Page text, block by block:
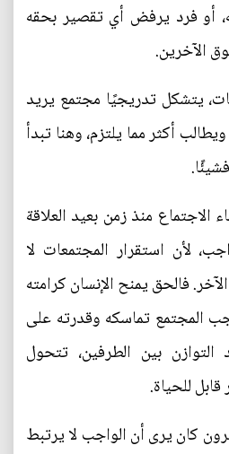
أو فرد يرفض أي تقصير بحقه
الآخرين.
يتشكل تدريجيًا مجتمع يريد
أكثر مما يلتزم، وهنا تبدأ
الاجتماع منذ زمن بعيد العلاقة
لأن استقرار المجتمعات لا
فالحق يمنح الإنسان كرامته
المجتمع تماسكه وقدرته على
التوازن بين الطرفين، تتحول
للحياة.
كان يرى أن الواجب لا يرتبط